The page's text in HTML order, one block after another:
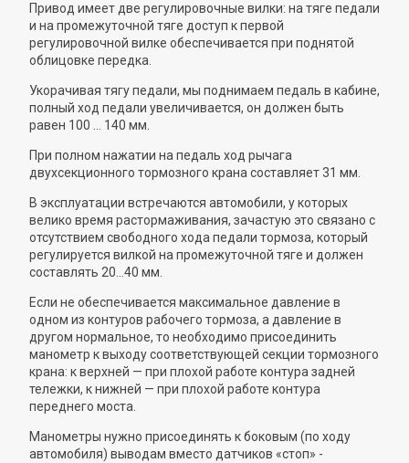
Привод имеет две регулировочные вилки: на тяге педали
и на промежуточной тяге доступ к первой
регулировочной вилке обеспечивается при поднятой
облицовке передка.
Укорачивая тягу педали, мы поднимаем педаль в кабине,
полный ход педали увеличивается, он должен быть
равен 100 ... 140 мм.
При полном нажатии на педаль ход рычага
двухсекционного тормозного крана составляет 31 мм.
В эксплуатации встречаются автомобили, у которых
велико время растормаживания, зачастую это связано с
отсутствием свободного хода педали тормоза, который
регулируется вилкой на промежуточной тяге и должен
составлять 20...40 мм.
Если не обеспечивается максимальное давление в
одном из контуров рабочего тормоза, а давление в
другом нормальное, то необходимо присоединить
манометр к выходу соответствующей секции тормозного
крана: к верхней — при плохой работе контура задней
тележки, к нижней — при плохой работе контура
переднего моста.
Манометры нужно присоединять к боковым (по ходу
автомобиля) выводам вместо датчиков «стоп» -